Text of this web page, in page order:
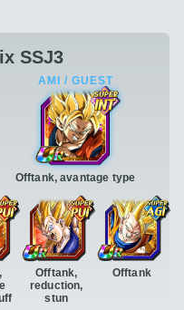
SSJ3
Offtank,
reduction,
stun
Offtank
Offtank, avantage type